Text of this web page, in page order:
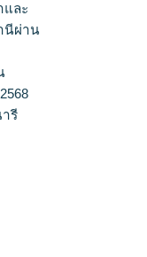
และ
นีผ่าน
รี